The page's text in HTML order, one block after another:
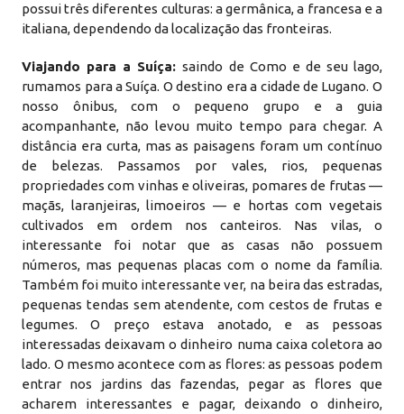
possui três diferentes culturas: a germânica, a francesa e a
italiana, dependendo da localização das fronteiras.
Viajando para a Suíça:saindo de Como e de seu lago,
rumamos para a Suíça. O destino era a cidade de Lugano. O
nosso ônibus, com o pequeno grupo e a guia
acompanhante, não levou muito tempo para chegar. A
distância era curta, mas as paisagens foram um contínuo
de belezas. Passamos por vales, rios, pequenas
propriedades com vinhas e oliveiras, pomares de frutas —
maçãs, laranjeiras, limoeiros — e hortas com vegetais
cultivados em ordem nos canteiros. Nas vilas, o
interessante foi notar que as casas não possuem
números, mas pequenas placas com o nome da família.
Também foi muito interessante ver, na beira das estradas,
pequenas tendas sem atendente, com cestos de frutas e
legumes. O preço estava anotado, e as pessoas
interessadas deixavam o dinheiro numa caixa coletora ao
lado. O mesmo acontece com as flores: as pessoas podem
entrar nos jardins das fazendas, pegar as flores que
acharem interessantes e pagar, deixando o dinheiro,